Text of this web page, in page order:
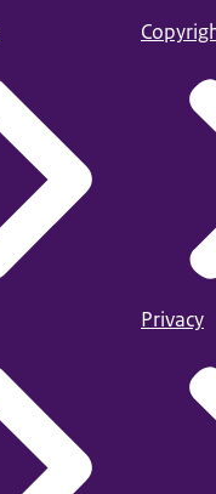
Privacy